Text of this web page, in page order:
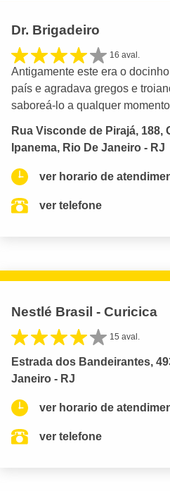
Dr. Brigadeiro
16 aval.
Antigamente este era o
país e agradava gregos e
saboreá-lo a qualquer
Rua Visconde de Pirajá, 188,
Ipanema, Rio De Janeiro - RJ
ver horario de
ver telefone
Nestlé Brasil - Curicica
15 aval.
Estrada dos Bandeirantes,
Janeiro - RJ
ver horario de
ver telefone